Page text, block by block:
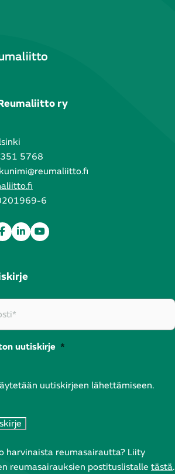
ry
5768
6
uutiskirje *
uutiskirjeen lähettämiseen.
harvinaista reumasairautta? Liity
reumasairauksien postituslistalle tästä.